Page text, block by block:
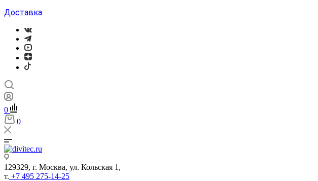
Доставка
0
0
129329, г. Москва, ул. Кольская 1,
т. +7 495 275-14-25